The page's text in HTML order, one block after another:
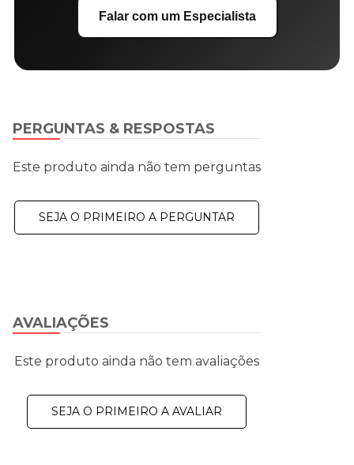
Falar com um Especialista
AVALIAÇÕES
Este produto ainda não tem avaliações
SEJA O PRIMEIRO A AVALIAR
PERGUNTAS & RESPOSTAS
Este produto ainda não tem perguntas
SEJA O PRIMEIRO A PERGUNTAR